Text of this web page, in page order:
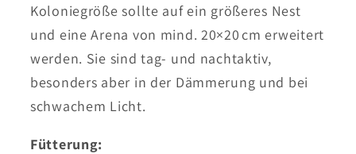
Koloniegröße sollte auf ein größeres Nest
und eine Arena von mind. 20×20 cm erweitert
werden. Sie sind tag- und nachtaktiv,
besonders aber in der Dämmerung und bei
schwachem Licht.
Fütterung: